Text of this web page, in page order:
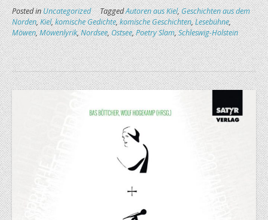
Posted inUncategorized TaggedAutoren aus Kiel,Geschichten aus dem
Norden,Kiel,komische Gedichte,komische Geschichten,Lesebühne,
Möwen,Möwenlyrik,Nordsee,Ostsee,Poetry Slam,Schleswig-Holstein